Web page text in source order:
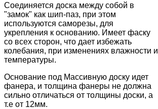
Соединяется доска между собой в
"замок" как шип-паз, при этом
используются саморезы, для
укрепления к основанию. Имеет фаску
со всех сторон, что дает избежать
колебания, при изменениях влажности и
температуры.
Основание под Массивную доску идет
фанера, и толщина фанеры не должна
сильно отличаться от толщины доски, а
т.е от 12мм.